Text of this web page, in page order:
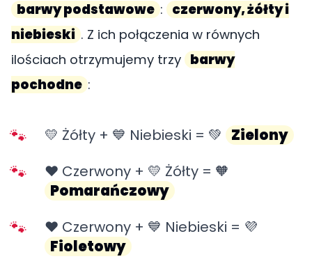
barwy podstawowe : czerwony, żółty i
niebieski . Z ich połączenia w równych
ilościach otrzymujemy trzy barwy
pochodne :
💛 Żółty + 💙 Niebieski = 💚 Zielony
❤️ Czerwony + 💛 Żółty = 🧡
Pomarańczowy
❤️ Czerwony + 💙 Niebieski = 💜
Fioletowy